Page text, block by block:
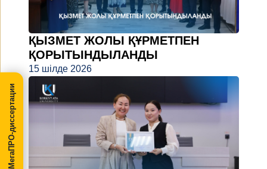
ҚЫЗМЕТ ЖОЛЫ ҚҰРМЕТПЕН
ҚОРЫТЫНДЫЛАНДЫ
15 шілде 2026
МегаПРО-диссертации